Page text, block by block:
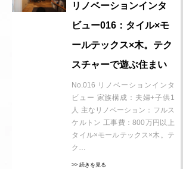
リノベーションインタ
ビュー016：タイル×モ
ールテックス×木。テク
スチャーで遊ぶ住まい
No.016 リノベーションインタ
ビュー 家族構成：夫婦+子供1
人 主なリノベーション：フルス
ケルトン 工事費：800万円以上
タイル×モールテックス×木。テ
ク…
>> 続きを見る